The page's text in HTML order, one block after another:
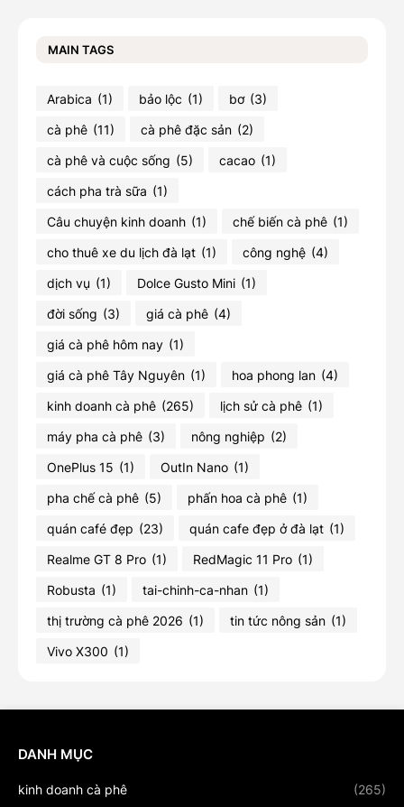
MAIN TAGS
Arabica (1) bảo lộc (1) bơ (3)
cà phê (11) cà phê đặc sản (2)
cà phê và cuộc sống (5) cacao (1)
cách pha trà sữa (1)
Câu chuyện kinh doanh (1) chế biến cà phê (1)
cho thuê xe du lịch đà lạt (1) công nghệ (4)
dịch vụ (1) Dolce Gusto Mini (1)
đời sống (3) giá cà phê (4)
giá cà phê hôm nay (1)
giá cà phê Tây Nguyên (1) hoa phong lan (4)
kinh doanh cà phê (265) lịch sử cà phê (1)
máy pha cà phê (3) nông nghiệp (2)
OnePlus 15 (1) OutIn Nano (1)
pha chế cà phê (5) phấn hoa cà phê (1)
quán café đẹp (23) quán cafe đẹp ở đà lạt (1)
Realme GT 8 Pro (1) RedMagic 11 Pro (1)
Robusta (1) tai-chinh-ca-nhan (1)
thị trường cà phê 2026 (1) tin tức nông sản (1)
Vivo X300 (1)
DANH MỤC
kinh doanh cà phê (265)